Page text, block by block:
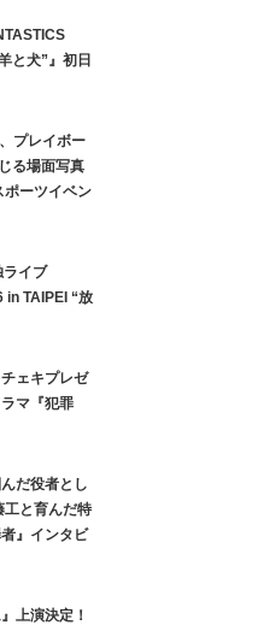
と犬”』初日
プレイボー
る場面写真
ポーツイベン
ライブ
in TAIPEI “放
ェキプレゼ
マ『犯罪
だ役者とし
工と育んだ特
』インタビ
上演決定！